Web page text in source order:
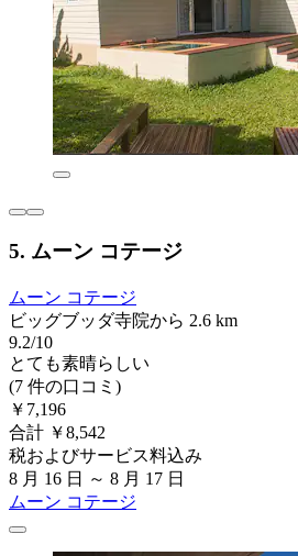
5. ムーン コテージ
ムーン コテージ
ビッグブッダ寺院から 2.6 km
9.2/10
とても素晴らしい
(7 件の口コミ)
￥7,196
合計 ￥8,542
税およびサービス料込み
8 月 16 日 ～ 8 月 17 日
ムーン コテージ